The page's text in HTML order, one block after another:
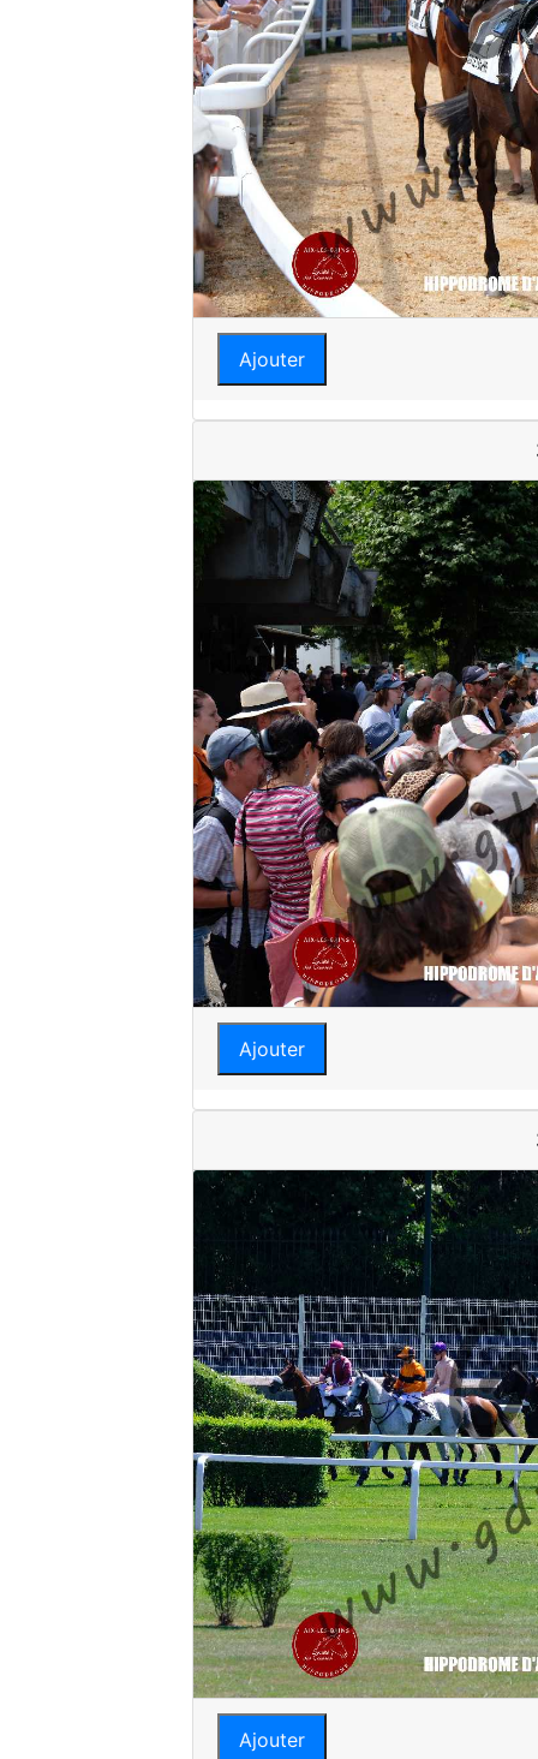
Ajouter
Ajouter
Ajouter